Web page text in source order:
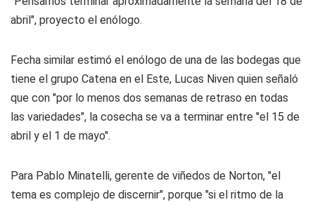
abril", proyecto el enólogo.
Fecha similar estimó el enólogo de una de las bodegas que
tiene el grupo Catena en el Este, Lucas Niven quien señaló
que con "por lo menos dos semanas de retraso en todas
las variedades", la cosecha se va a terminar entre "el 15 de
abril y el 1 de mayo".
Para Pablo Minatelli, gerente de viñedos de Norton, "el
tema es complejo de discernir", porque "si el ritmo de la